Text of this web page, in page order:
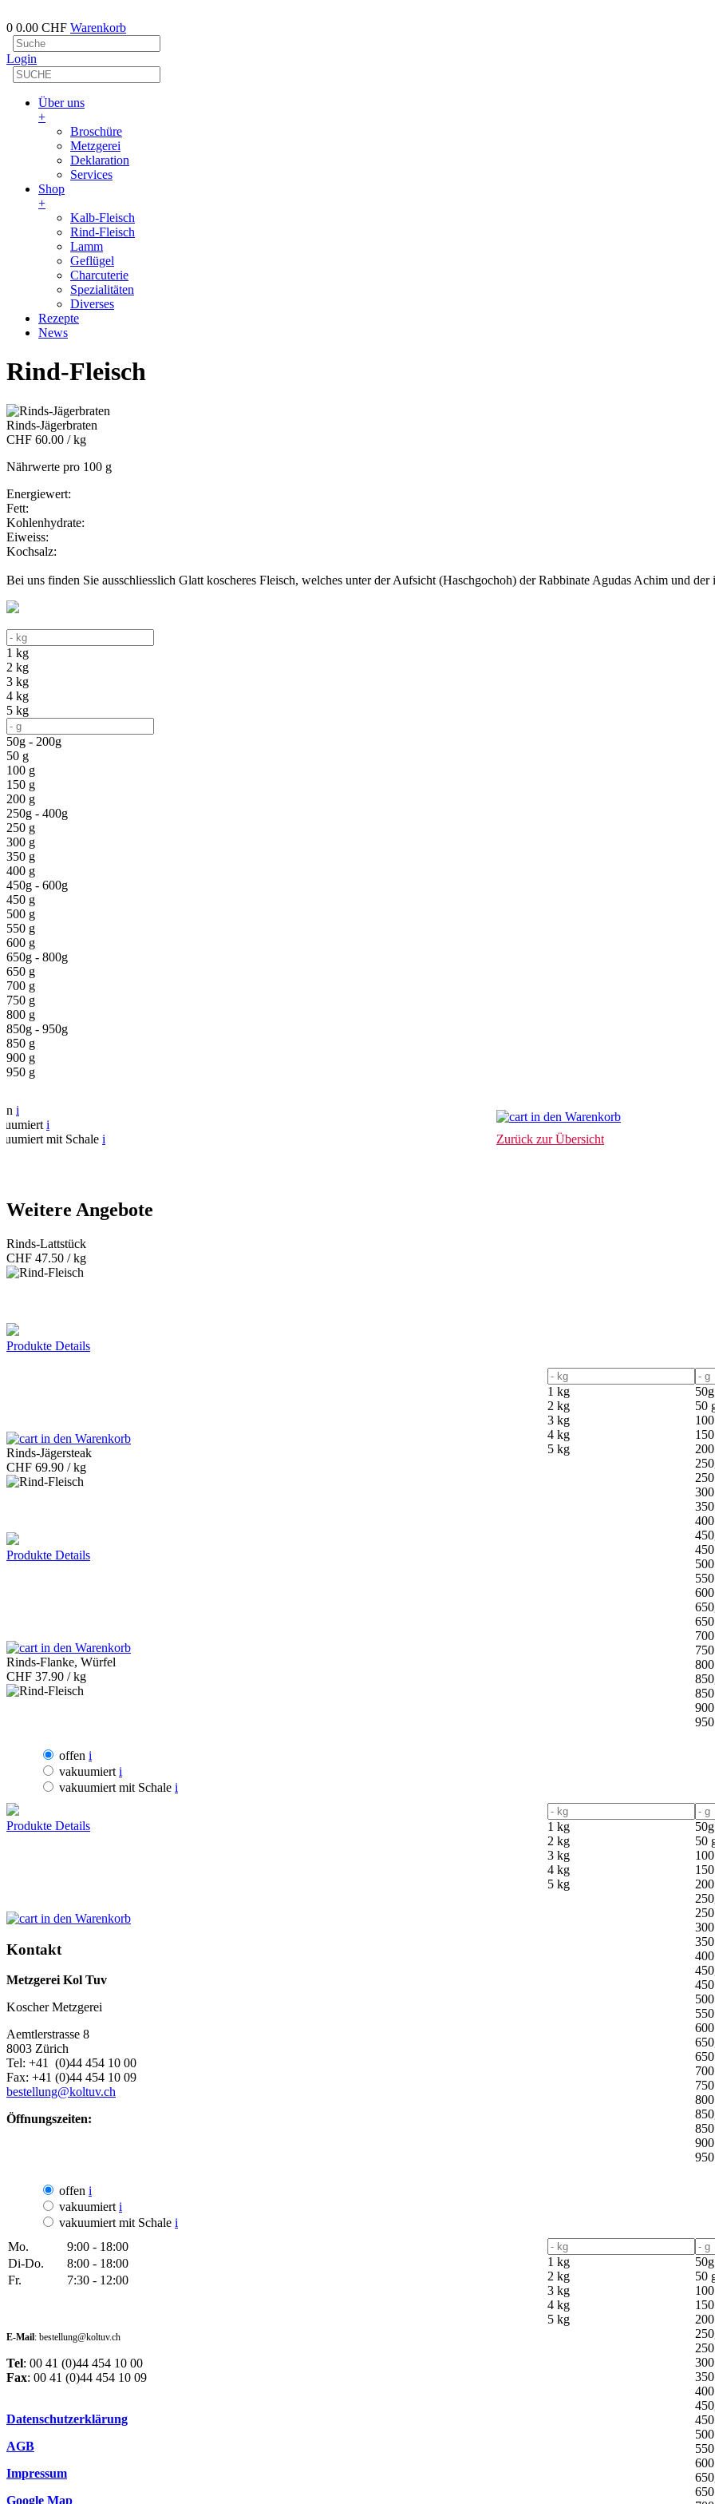
0 0.00 CHF Warenkorb
Login
Über uns
+
Broschüre
Metzgerei
Deklaration
Services
Shop
+
Kalb-Fleisch
Rind-Fleisch
Lamm
Geflügel
Charcuterie
Spezialitäten
Diverses
Rezepte
News
Rind-Fleisch
Rinds-Jägerbraten
CHF 60.00 / kg
Nährwerte pro 100 g
Energiewert:
Fett:
Kohlenhydrate:
Eiweiss:
Kochsalz:
Bei uns finden Sie ausschliesslich Glatt koscheres Fleisch, welches unter der Aufsicht (Haschgochoh) der Rabbinate Agudas Achim und
1 kg
2 kg
3 kg
4 kg
5 kg
50g - 200g
50 g
100 g
150 g
200 g
250g - 400g
250 g
300 g
350 g
400 g
450g - 600g
450 g
500 g
550 g
600 g
650g - 800g
650 g
700 g
750 g
800 g
850g - 950g
850 g
900 g
950 g
i
i
mit Schale i
in den Warenkorb
Zurück zur Übersicht
Weitere Angebote
Rinds-Lattstück
CHF 47.50 / kg
Produkte Details
50
1 kg
2 kg
3 kg
4 kg
5 kg
offen i
vakuumiert i
vakuumiert mit Schale i
in den Warenkorb
Rinds-Jägersteak
CHF 69.90 / kg
Produkte Details
50
1 kg
2 kg
3 kg
4 kg
5 kg
offen i
vakuumiert i
vakuumiert mit Schale i
in den Warenkorb
Rinds-Flanke, Würfel
CHF 37.90 / kg
Produkte Details
50
1 kg
2 kg
3 kg
4 kg
5 kg
in den Warenkorb
Kontakt
Metzgerei Kol Tuv
Koscher Metzgerei
Aemtlerstrasse 8
8003 Zürich
Tel: +41 (0)44 454 10 00
Fax: +41 (0)44 454 10 09
bestellung@koltuv.ch
Öffnungszeiten:
Mo.
9:00 - 18:00
Di-Do.
8:00 - 18:00
Fr.
7:30 - 12:00
E-Mail: bestellung@koltuv.ch
Tel: 00 41 (0)44 454 10 00
Fax: 00 41 (0)44 454 10 09
Datenschutzerklärung
AGB
Impressum
Google Map